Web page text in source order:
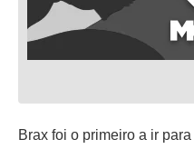
Brax foi o primeiro a ir